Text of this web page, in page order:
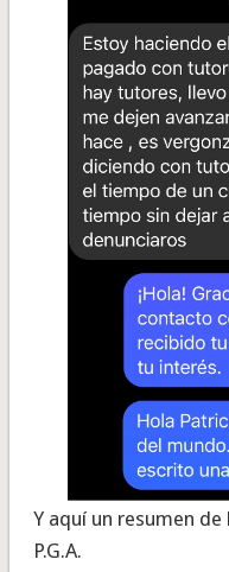
Y aquí un resumen
P.G.A.